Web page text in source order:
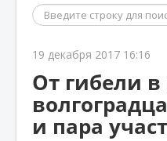
Поиск
19 декабря 2017 16:16
От гибели
и пара